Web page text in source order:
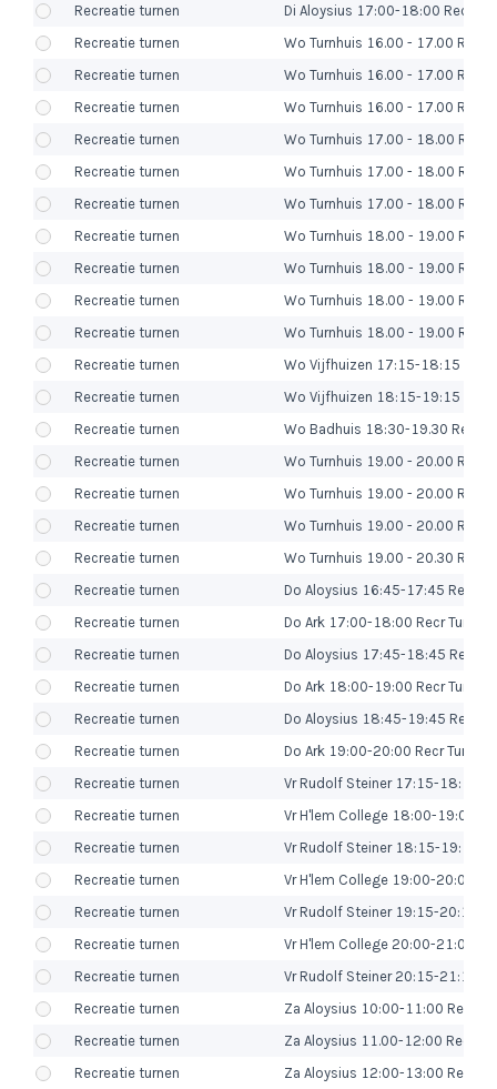
Recreatie turnen
Di Aloysius 17:00-18:00 Recr
Recreatie turnen
Wo Turnhuis 16.00 - 17.00 Recr
Recreatie turnen
Wo Turnhuis 16.00 - 17.00 Recr
Recreatie turnen
Wo Turnhuis 16.00 - 17.00 Recr
Recreatie turnen
Wo Turnhuis 17.00 - 18.00 Recr
Recreatie turnen
Wo Turnhuis 17.00 - 18.00 Recr
Recreatie turnen
Wo Turnhuis 17.00 - 18.00 Recr
Recreatie turnen
Wo Turnhuis 18.00 - 19.00 Recr
Recreatie turnen
Wo Turnhuis 18.00 - 19.00 Recr
Recreatie turnen
Wo Turnhuis 18.00 - 19.00 Recr
Recreatie turnen
Wo Turnhuis 18.00 - 19.00 Recr
Recreatie turnen
Wo Vijfhuizen 17:15-18:15
Recreatie turnen
Wo Vijfhuizen 18:15-19:15 Recr
Recreatie turnen
Wo Badhuis 18:30-19.30 Recr
Recreatie turnen
Wo Turnhuis 19.00 - 20.00 Recr
Recreatie turnen
Wo Turnhuis 19.00 - 20.00 Recr
Recreatie turnen
Wo Turnhuis 19.00 - 20.00 Recr
Recreatie turnen
Wo Turnhuis 19.00 - 20.30 Recr
Recreatie turnen
Do Aloysius 16:45-17:45 Recr
Recreatie turnen
Do Ark 17:00-18:00 Recr Turn
Recreatie turnen
Do Aloysius 17:45-18:45 Recr
Recreatie turnen
Do Ark 18:00-19:00 Recr Turn
Recreatie turnen
Do Aloysius 18:45-19:45 Recr
Recreatie turnen
Do Ark 19:00-20:00 Recr Turn 9
Recreatie turnen
Vr Rudolf Steiner 17:15-18:15
Recreatie turnen
Vr H'lem College 18:00-19:00
Recreatie turnen
Vr Rudolf Steiner 18:15-19:15
Recreatie turnen
Vr H'lem College 19:00-20:00
Recreatie turnen
Vr Rudolf Steiner 19:15-20:15
Recreatie turnen
Vr H'lem College 20:00-21:00
Recreatie turnen
Vr Rudolf Steiner 20:15-21:15
Recreatie turnen
Za Aloysius 10:00-11:00 Recr
Recreatie turnen
Za Aloysius 11.00-12:00 Recr
Recreatie turnen
Za Aloysius 12:00-13:00 Recr